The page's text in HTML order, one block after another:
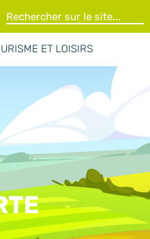
ET LOISIRS